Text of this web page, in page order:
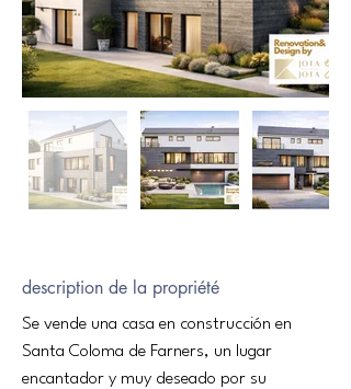
description de la propriété
Se vende una casa en construcción en
Santa Coloma de Farners, un lugar
encantador y muy deseado por su